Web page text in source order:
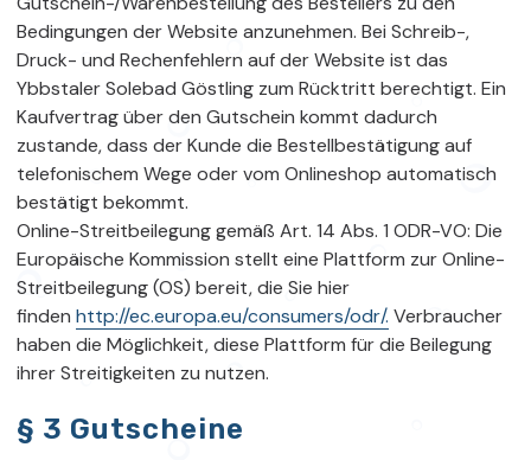
Bedingungen der Website anzunehmen. Bei Schreib-,
Druck- und Rechenfehlern auf der Website ist das
Ybbstaler Solebad Göstling zum Rücktritt berechtigt. Ein
Kaufvertrag über den Gutschein kommt dadurch
zustande, dass der Kunde die Bestellbestätigung auf
telefonischem Wege oder vom Onlineshop automatisch
bestätigt bekommt.
Online-Streitbeilegung gemäß Art. 14 Abs. 1 ODR-VO: Die
Europäische Kommission stellt eine Plattform zur Online-
Streitbeilegung (OS) bereit, die Sie hier
finden http://ec.europa.eu/consumers/odr/. Verbraucher
haben die Möglichkeit, diese Plattform für die Beilegung
ihrer Streitigkeiten zu nutzen.
§ 3 Gutscheine